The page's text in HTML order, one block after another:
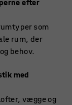
efter
som
rum, der
behov.
med
vægge og